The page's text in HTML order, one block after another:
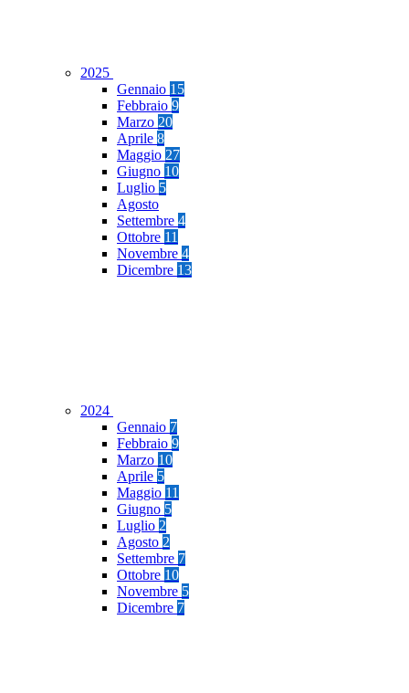
2025
Gennaio 15
Febbraio 9
Marzo 20
Aprile 8
Maggio 27
Giugno 10
Luglio 5
Agosto
Settembre 4
Ottobre 11
Novembre 4
Dicembre 13
2024
Gennaio 7
Febbraio 9
Marzo 10
Aprile 5
Maggio 11
Giugno 5
Luglio 2
Agosto 2
Settembre 7
Ottobre 10
Novembre 5
Dicembre 7